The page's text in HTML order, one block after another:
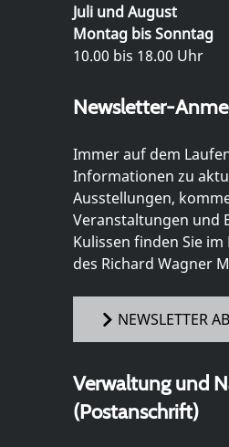
Juli und August
Montag bis Sonntag
10.00 bis 18.00 Uhr
Newsletter-
Immer auf dem
Informationen zu
Ausstellungen,
Veranstaltungen und
Kulissen finden Sie
des Richard Wagner
NEWSLETTER
Verwaltung und
(Postanschrift)